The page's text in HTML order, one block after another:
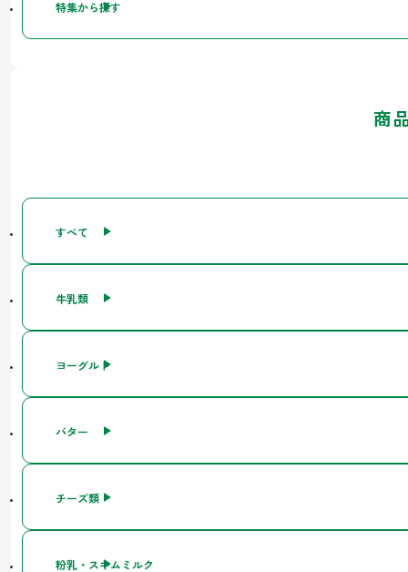
特集から探す
商
すべて
牛乳類
ヨーグルト
バター
チーズ類
粉乳・スキムミルク